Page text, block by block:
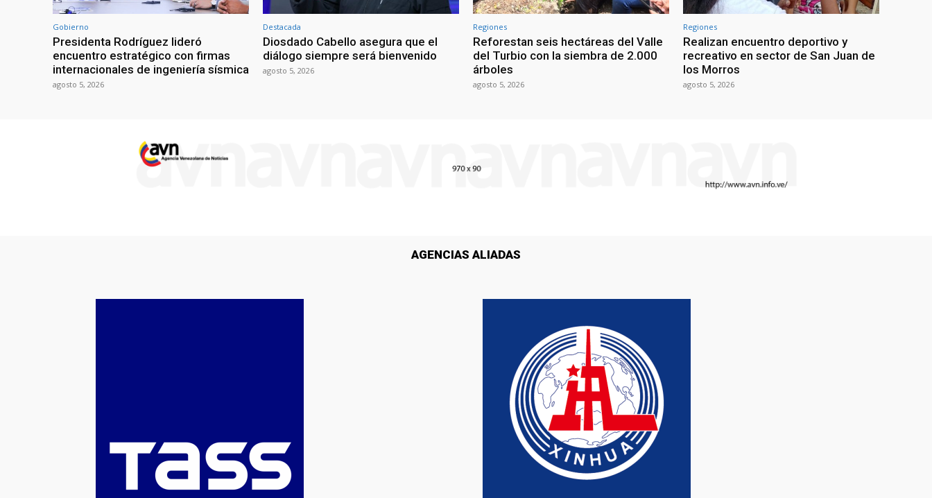
Gobierno
Presidenta Rodríguez lideró
encuentro estratégico con firmas
internacionales de ingeniería sísmica
agosto 5, 2026
Destacada
Diosdado Cabello asegura que el
diálogo siempre será bienvenido
agosto 5, 2026
Regiones
Reforestan seis hectáreas del Valle
del Turbio con la siembra de 2.000
árboles
agosto 5, 2026
Regiones
Realizan encuentro deportivo y
recreativo en sector de San Juan de
los Morros
agosto 5, 2026
AGENCIAS ALIADAS